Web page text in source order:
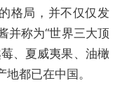
格局，并不仅仅发
并称为“世界三大顶
、夏威夷果、油橄
都已在中国。